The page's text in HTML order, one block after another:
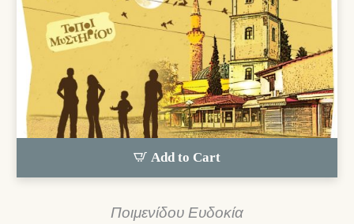
Add to Cart
Ποιμενίδου Ευδοκία